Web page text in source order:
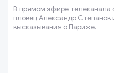
В прямом эфире телеканала
пловец Александр Степанов
высказывания о Париже.